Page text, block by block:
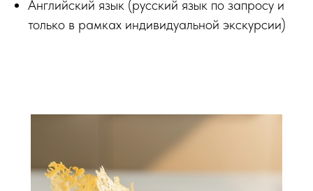
Английский язык (русский язык по запросу и
только в рамках индивидуальной экскурсии)